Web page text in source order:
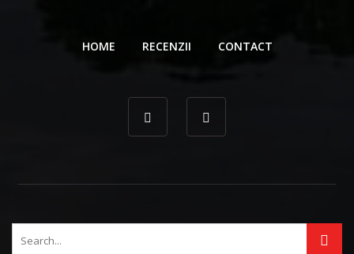
HOME RECENZII CONTACT